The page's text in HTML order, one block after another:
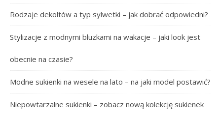
Rodzaje dekoltów a typ sylwetki – jak dobrać odpowiedni?
Stylizacje z modnymi bluzkami na wakacje – jaki look jest
obecnie na czasie?
Modne sukienki na wesele na lato – na jaki model postawić?
Niepowtarzalne sukienki – zobacz nową kolekcję sukienek